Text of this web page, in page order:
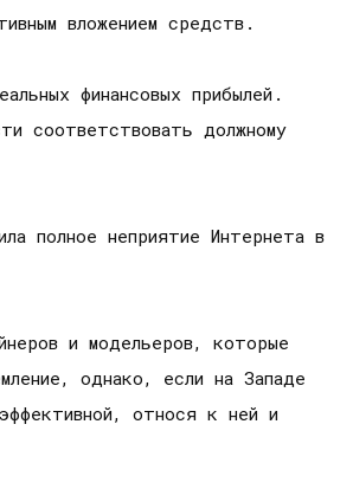
вложением средств.
финансовых прибылей.
соответствовать должному
полное неприятие Интернета в
и модельеров, которые
однако, если на Западе
относя к ней и